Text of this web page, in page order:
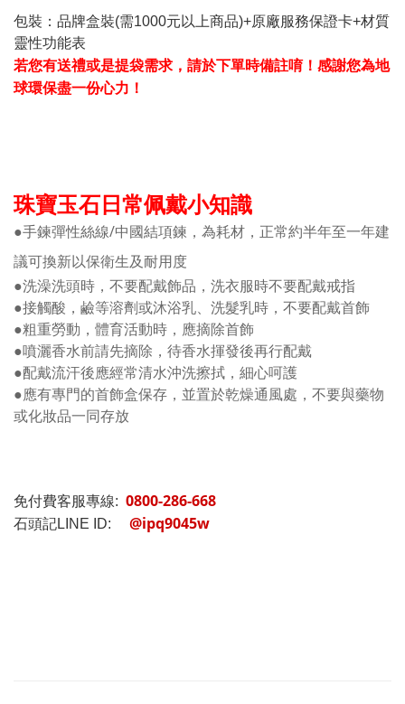
包裝：品牌盒裝(需1000元以上商品)+原廠服務保證卡+材質
靈性功能表
若您有送禮或是提袋需求，請於下單時備註唷！感謝您為地
球環保盡一份心力！
珠寶玉石日常佩戴小知識
●手鍊彈性絲線/中國結項鍊，為耗材，正常約半年至一年建
議可換新以保衛生及耐用度
●洗澡洗頭時，不要配戴飾品，洗衣服時不要配戴戒指
●接觸酸，鹼等溶劑或沐浴乳、洗髮乳時，不要配戴首飾
●粗重勞動，體育活動時，應摘除首飾
●噴灑香水前請先摘除，待香水揮發後再行配戴
●配戴流汗後應經常清水沖洗擦拭，細心呵護
●應有專門的首飾盒保存，並置於乾燥通風處，不要與藥物
或化妝品一同存放
免付費客服專線: 0800-286-668
石頭記LINE ID: @ipq9045w